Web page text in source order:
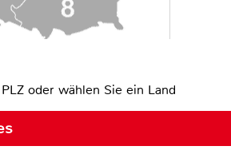
oder wählen Sie ein Land